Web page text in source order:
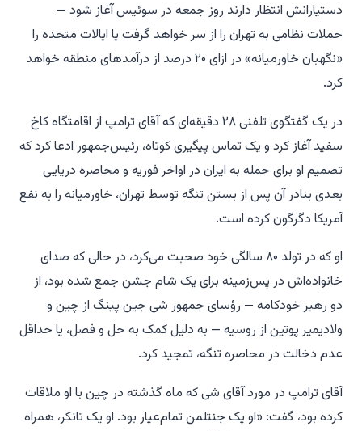
دستیارانش انتظار دارند روز جمعه در سوئیس آغاز شود —
حملات نظامی به تهران را از سر خواهد گرفت یا ایالات متحده را
«نگهبان خاورمیانه» در ازای ۲۰ درصد از درآمدهای منطقه خواهد
کرد.
در یک گفتگوی تلفنی ۲۸ دقیقه‌ای که آقای ترامپ از اقامتگاه کاخ
سفید آغاز کرد و یک تماس پیگیری کوتاه، رئیس‌جمهور ادعا کرد که
تصمیم او برای حمله به ایران در اواخر فوریه و محاصره دریایی
بعدی بنادر آن پس از بستن تنگه توسط تهران، خاورمیانه را به نفع
آمریکا دگرگون کرده است.
او که در تولد ۸۰ سالگی خود صحبت می‌کرد، در حالی که صدای
خانواده‌اش در پس‌زمینه برای یک شام جشن جمع شده بود، از
دو رهبر خودکامه — رؤسای جمهور شی جین پینگ از چین و
ولادیمیر پوتین از روسیه — به دلیل کمک به حل و فصل، یا حداقل
عدم دخالت در محاصره تنگه، تمجید کرد.
آقای ترامپ در مورد آقای شی که ماه گذشته در چین با او ملاقات
کرده بود، گفت: «او یک جنتلمن تمام‌عیار بود. او یک تانکر، همراه